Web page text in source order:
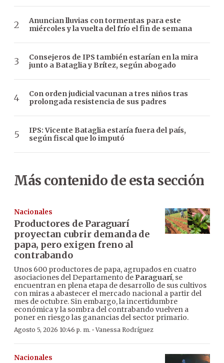
Anuncian lluvias con tormentas para este
miércoles y la vuelta del frío el fin de semana
Consejeros de IPS también estarían en la mira
junto a Bataglia y Brítez, según abogado
Con orden judicial vacunan a tres niños tras
prolongada resistencia de sus padres
IPS: Vicente Bataglia estaría fuera del país,
según fiscal que lo imputó
Más contenido de esta sección
Nacionales
Productores de Paraguarí
proyectan cubrir demanda de
papa, pero exigen freno al
contrabando
Unos 600 productores de papa, agrupados en cuatro
asociaciones del Departamento de Paraguarí, se
encuentran en plena etapa de desarrollo de sus cultivos
con miras a abastecer el mercado nacional a partir del
mes de octubre. Sin embargo, la incertidumbre
económica y la sombra del contrabando vuelven a
poner en riesgo las ganancias del sector primario.
Agosto 5, 2026 10:46 p. m. ·Vanessa Rodríguez
Nacionales